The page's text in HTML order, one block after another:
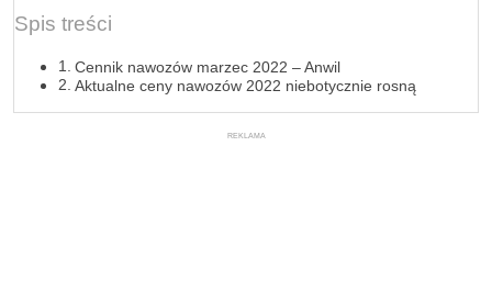
Spis treści
Cennik nawozów marzec 2022 – Anwil
Aktualne ceny nawozów 2022 niebotycznie rosną
REKLAMA